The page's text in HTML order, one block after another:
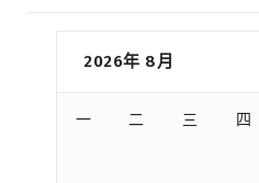
2026年 8月
一 二 三 四